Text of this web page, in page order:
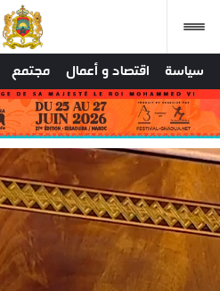
سياسة اقتصاد و أعمال مجتمع